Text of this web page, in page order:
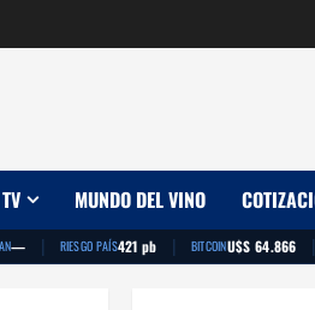
MUNDO DEL VINO
— | RIESGO PAÍS421 pb | BITCOINU$S 64.866 |